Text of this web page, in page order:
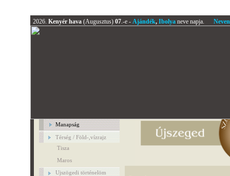
2026. Kenyér hava (Augusztus) 07.-e - Ajándék, Ibolyaneve napja.
Manapság
Térség / Föld-,vízrajz
Tisza
Maros
Ujszögedi történelöm